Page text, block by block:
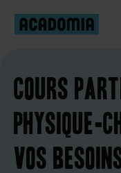
Cours
physique-
vos